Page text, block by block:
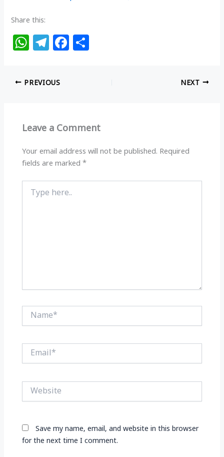
Share this:
W
at
s
p
T
e
g
m
F
o
k
PREVIOUS NEXT
Leave a Comment
Your email address will not be published. Required
fields are marked*
here..
Name*
Email*
Website
Save my name, email, and website in this browser
for the next time I comment.